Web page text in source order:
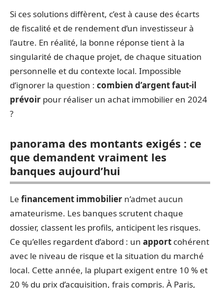
Si ces solutions diffèrent, c’est à cause des écarts
de fiscalité et de rendement d’un investisseur à
l’autre. En réalité, la bonne réponse tient à la
singularité de chaque projet, de chaque situation
personnelle et du contexte local. Impossible
d’ignorer la question : combien d’argent faut-il
prévoir pour réaliser un achat immobilier en 2024
?
panorama des montants exigés : ce
que demandent vraiment les
banques aujourd’hui
Le financement immobilier n’admet aucun
amateurisme. Les banques scrutent chaque
dossier, classent les profils, anticipent les risques.
Ce qu’elles regardent d’abord : un apport cohérent
avec le niveau de risque et la situation du marché
local. Cette année, la plupart exigent entre 10 % et
20 % du prix d’acquisition, frais compris. À Paris,